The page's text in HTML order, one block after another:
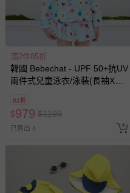
滿2件85折
韓國 Bebechat - UPF 50+抗UV
兩件式兒童泳衣/泳裝(長袖X褲
82折
$979 $1199
已售出 4